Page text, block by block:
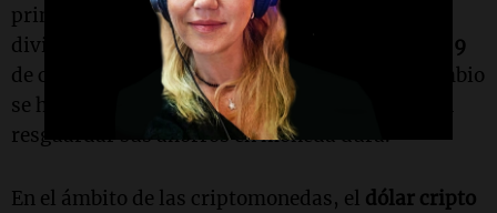
principalmente por las empresas para enviar
divisas al exterior, presenta un valor de
$1.562,9
de compra y
$1.565,9de venta. Este tipo de cambio
se ha vuelto relevante para aquellos que buscan
resguardar sus ahorros en moneda dura.
En el ámbito de las criptomonedas, el dólar cripto